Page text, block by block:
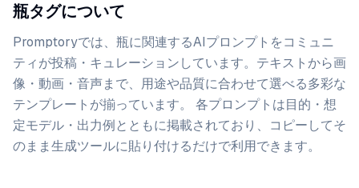
瓶タグについて
Promptoryでは、 瓶に関連するAIプロンプトをコミュニ
ティが投稿・キュレーションしています。 テキストから画
像・動画・音声まで、用途や品質に合わせて選べる多彩な
テンプレートが揃っています。 各プロンプトは目的・想
定モデル・出力例とともに掲載されており、コピーしてそ
のまま生成ツールに貼り付けるだけで利用できます。